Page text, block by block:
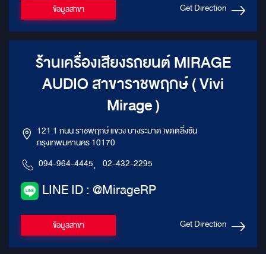
ข้อมูลสาขา Get Direction
ร้านเครื่องเสียงรถยนต์ MIRAGE
AUDIO สาขาราชพฤกษ์ ( Vivi
Mirage )
121 1 ถนน ราชพฤกษ์ แขวง บางระมาด เขตตลิ่งชัน
กรุงเทพมหานคร 10170
094-964-4445, 02-432-2295
LINE ID : @MirageRP
ข้อมูลสาขา Get Direction